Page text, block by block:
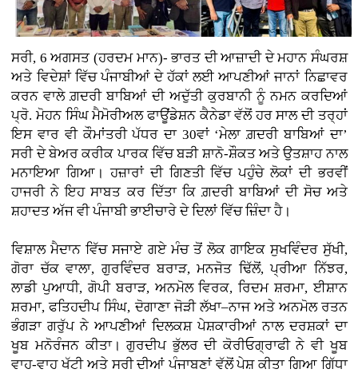
ਸਰੀ, 6 ਅਗਸਤ (ਹਰਦਮ ਮਾਨ)- ਭਾਰਤ ਦੀ ਆਜ਼ਾਦੀ ਦੇ ਮਹਾਨ ਸੰਘਰਸ਼
ਅਤੇ ਵਿਦੇਸ਼ਾਂ ਵਿੱਚ ਪੰਜਾਬੀਆਂ ਦੇ ਹੱਕਾਂ ਲਈ ਆਪਣੀਆਂ ਜਾਨਾਂ ਨਿਛਾਵਰ
ਕਰਨ ਵਾਲੇ ਗ਼ਦਰੀ ਬਾਬਿਆਂ ਦੀ ਅਦੁੱਤੀ ਕੁਰਬਾਨੀ ਨੂੰ ਨਮਨ ਕਰਦਿਆਂ
ਪ੍ਰੋ. ਮੋਹਨ ਸਿੰਘ ਮੈਮੋਰੀਅਲ ਫਾਊਂਡੇਸ਼ਨ ਕੈਨੇਡਾ ਵੱਲੋਂ ਹਰ ਸਾਲ ਦੀ ਤਰ੍ਹਾਂ
ਇਸ ਵਾਰ ਵੀ ਕੌਮਾਂਤਰੀ ਪੱਧਰ ਦਾ 30ਵਾਂ ‘ਮੇਲਾ ਗ਼ਦਰੀ ਬਾਬਿਆਂ ਦਾ’
ਸਰੀ ਦੇ ਬੇਅਰ ਕਰੀਕ ਪਾਰਕ ਵਿੱਚ ਬੜੀ ਸ਼ਾਨੋ-ਸ਼ੌਕਤ ਅਤੇ ਉਤਸ਼ਾਹ ਨਾਲ
ਮਨਾਇਆ ਗਿਆ। ਹਜ਼ਾਰਾਂ ਦੀ ਗਿਣਤੀ ਵਿੱਚ ਪਹੁੰਚੇ ਲੋਕਾਂ ਦੀ ਭਰਵੀਂ
ਹਾਜਰੀ ਨੇ ਇਹ ਸਾਬਤ ਕਰ ਦਿੱਤਾ ਕਿ ਗ਼ਦਰੀ ਬਾਬਿਆਂ ਦੀ ਸੋਚ ਅਤੇ
ਸ਼ਹਾਦਤ ਅੱਜ ਵੀ ਪੰਜਾਬੀ ਭਾਈਚਾਰੇ ਦੇ ਦਿਲਾਂ ਵਿੱਚ ਜ਼ਿੰਦਾ ਹੈ।
ਵਿਸ਼ਾਲ ਮੈਦਾਨ ਵਿੱਚ ਸਜਾਏ ਗਏ ਮੰਚ ਤੋਂ ਲੋਕ ਗਾਇਕ ਸੁਖਵਿੰਦਰ ਸੁੱਖੀ,
ਗੋਰਾ ਚੱਕ ਵਾਲਾ, ਗੁਰਵਿੰਦਰ ਬਰਾੜ, ਮਨਜੋਤ ਢਿੱਲੋਂ, ਪ੍ਰੀਆ ਨਿੱਝਰ,
ਲਾਡੀ ਪੁਆਧੀ, ਗੋਪੀ ਬਰਾੜ, ਅਨਮੋਲ ਵਿਰਕ, ਰਿਦਮ ਸ਼ਰਮਾ, ਈਸ਼ਾਨ
ਸ਼ਰਮਾ, ਫਤਿਹਦੀਪ ਸਿੰਘ, ਦੋਗਾਣਾ ਜੋੜੀ ਲੱਖਾ–ਨਾਜ ਅਤੇ ਅਨਮੋਲ ਰਤਨ
ਭੰਗੜਾ ਗਰੁੱਪ ਨੇ ਆਪਣੀਆਂ ਦਿਲਕਸ਼ ਪੇਸ਼ਕਾਰੀਆਂ ਨਾਲ ਦਰਸ਼ਕਾਂ ਦਾ
ਖੂਬ ਮਨੋਰੰਜਨ ਕੀਤਾ। ਗੁਰਦੀਪ ਭੁੱਲਰ ਦੀ ਕੋਰੀਓਗ੍ਰਾਫੀ ਨੇ ਵੀ ਖੂਬ
ਵਾਹ-ਵਾਹ ਖੱਟੀ ਅਤੇ ਸਰੀ ਦੀਆਂ ਪੰਜਾਬਣਾਂ ਵੱਲੋਂ ਪੇਸ਼ ਕੀਤਾ ਗਿਆ ਗਿੱਧਾ